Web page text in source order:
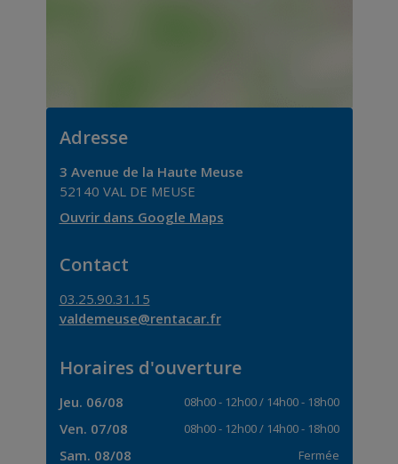
Adresse
3 Avenue de la Haute Meuse
52140 VAL DE MEUSE
Ouvrir dans Google Maps
Contact
03.25.90.31.15
valdemeuse@rentacar.fr
Horaires d'ouverture
Jeu. 06/08 08h00- 12h00/ 14h00- 18h00
Ven. 07/08 08h00- 12h00/ 14h00- 18h00
Sam. 08/08 Fermée